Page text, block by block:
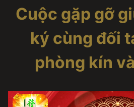
Cuộc gặp gỡ
ký cùng đối
phòng kín